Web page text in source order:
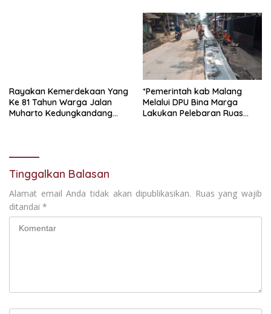
Rayakan Kemerdekaan Yang
Ke 81 Tahun Warga Jalan
Muharto Kedungkandang
*Pemerintah kab Malang
Melalui DPU Bina Marga
Lakukan Pelebaran Ruas
Tinggalkan Balasan
Alamat email Anda tidak akan dipublikasikan. Ruas yang wajib
ditandai *